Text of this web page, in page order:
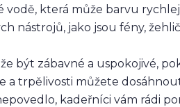
která může barvu
nástrojů, jako jsou fény,
být zábavné a uspokojivé,
a trpělivosti můžete
kadeřníci vám rádi